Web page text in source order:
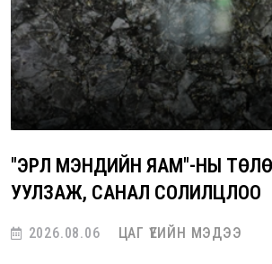
"ЭРҮҮЛ МЭНДИЙН ЯАМ"-НЫ
УУЛЗАЖ, САНАЛ СОЛИЛЦЛОО
2026.08.06 ЦАГ ҮЕИЙН МЭДЭЭ